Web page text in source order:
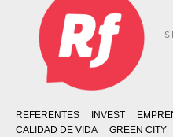
REFERENTES INVEST
CALIDAD DE VIDA
GREEN CITY